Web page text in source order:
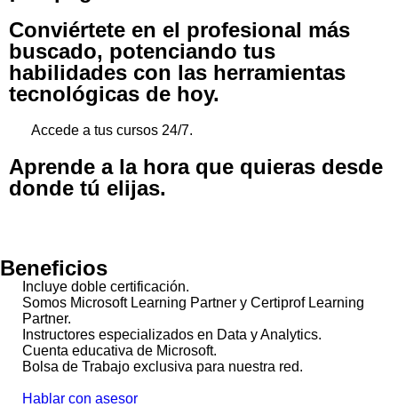
Conviértete en el profesional más
buscado, potenciando tus
habilidades con las herramientas
tecnológicas de hoy.
Accede a tus cursos 24/7.
Aprende a la hora que quieras desde
donde tú elijas.
Beneficios
Incluye doble certificación.
Somos Microsoft Learning Partner y Certiprof Learning
Partner.
Instructores especializados en Data y Analytics.
Cuenta educativa de Microsoft.
Bolsa de Trabajo exclusiva para nuestra red.
Hablar con asesor